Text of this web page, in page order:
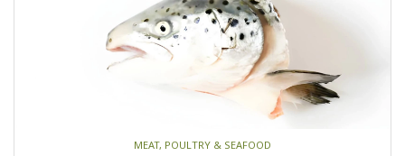
MEAT, POULTRY & SEAFOOD